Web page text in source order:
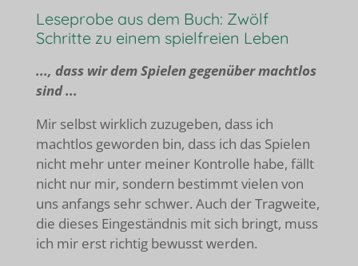
Leseprobe aus dem Buch: Zwölf
Schritte zu einem spielfreien Leben
..., dass wir dem Spielen gegenüber machtlos
sind ...
Mir selbst wirklich zuzugeben, dass ich
machtlos geworden bin, dass ich das Spielen
nicht mehr unter meiner Kontrolle habe, fällt
nicht nur mir, sondern bestimmt vielen von
uns anfangs sehr schwer. Auch der Tragweite,
die dieses Eingeständnis mit sich bringt, muss
ich mir erst richtig bewusst werden.